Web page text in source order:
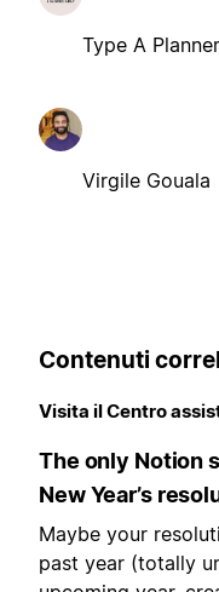
Type A
Virgile Gouala
Contenuti
Visita il Centro
The only Notion
New Year’s
Maybe your
past year (totally